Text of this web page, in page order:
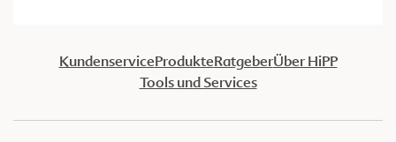
KundenserviceProdukteRatgeberÜber HiPP
Tools und Services